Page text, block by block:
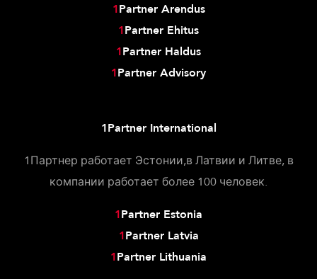
1Partner Arendus
1Partner Ehitus
1Partner Haldus
1Partner Advisory
1Partner International
1Партнер работает Эстонии,в Латвии и Литве, в
компании работает более 100 человек.
1Partner Estonia
1Partner Latvia
1Partner Lithuania